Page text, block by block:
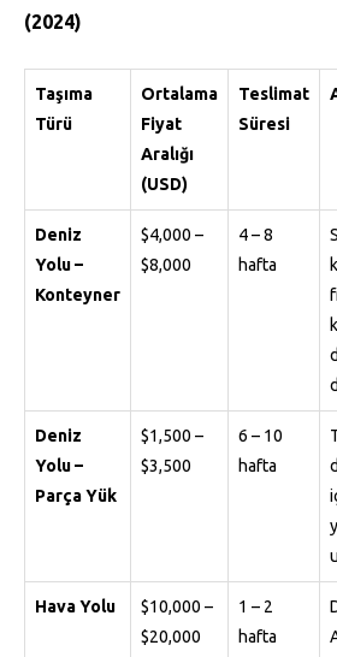
(2024)
Taşıma
Türü
Ortalama
Fiyat
Aralığı
(USD)
Teslimat
Süresi
Deniz
Yolu –
Konteyner
$4,000 –
$8,000
4 – 8
hafta
Deniz
Yolu –
Parça Yük
$1,500 –
$3,500
6 – 10
hafta
Hava Yolu
$10,000 –
$20,000
1 – 2
hafta